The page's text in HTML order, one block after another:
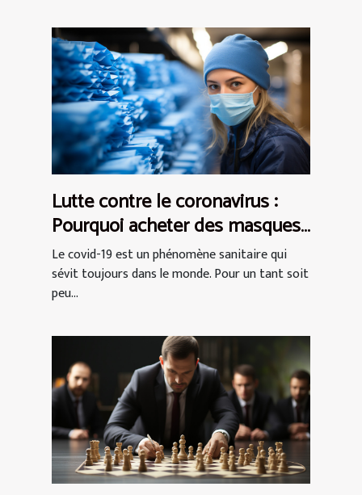
Lutte contre le coronavirus :
Pourquoi acheter des masques
de protection AFNOR ?
Le covid-19 est un phénomène sanitaire qui
sévit toujours dans le monde. Pour un tant soit
peu...